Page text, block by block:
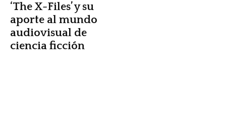
‘The X-Files’ y su
aporte al mundo
audiovisual de
ciencia ficción